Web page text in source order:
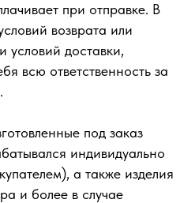
при отправке. В
возврата или
условий доставки,
всю ответственность за
под заказ
индивидуально
а также изделия
и более в случае